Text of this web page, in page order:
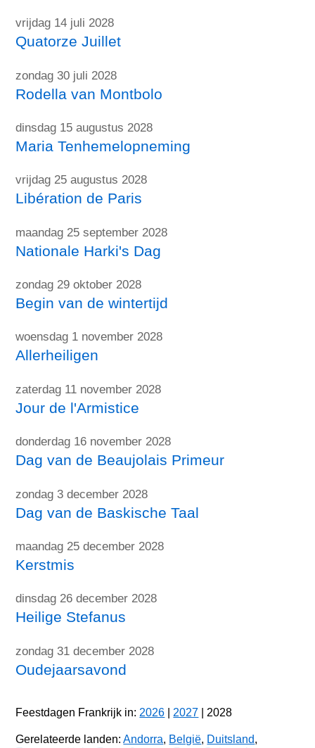
vrijdag 14 juli 2028
Quatorze Juillet
zondag 30 juli 2028
Rodella van Montbolo
dinsdag 15 augustus 2028
Maria Tenhemelopneming
vrijdag 25 augustus 2028
Libération de Paris
maandag 25 september 2028
Nationale Harki's Dag
zondag 29 oktober 2028
Begin van de wintertijd
woensdag 1 november 2028
Allerheiligen
zaterdag 11 november 2028
Jour de l'Armistice
donderdag 16 november 2028
Dag van de Beaujolais Primeur
zondag 3 december 2028
Dag van de Baskische Taal
maandag 25 december 2028
Kerstmis
dinsdag 26 december 2028
Heilige Stefanus
zondag 31 december 2028
Oudejaarsavond
Feestdagen Frankrijk in: 2026 | 2027 | 2028
Gerelateerde landen:Andorra, België, Duitsland,